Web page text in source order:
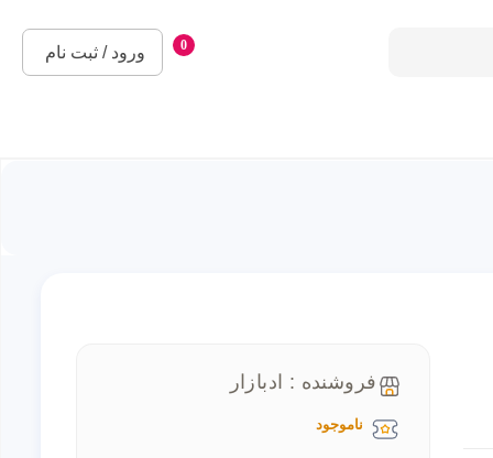
0 ورود / ثبت نام
فروشنده : ادبازار
ناموجود